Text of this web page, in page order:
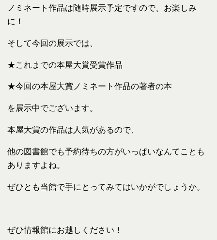
ノミネート作品は随時展示予定ですので、お楽しみ
に！
そして今回の展示では、
★これまでの本屋大賞受賞作品
★今回の本屋大賞ノミネート作品の著者の本
を展示中でございます。
本屋大賞の作品は人気があるので、
他の図書館でも予約待ちの方がいっぱいなんてことも
ありますよね。
ぜひとも当館で手にとってみてはいかがでしょうか。
ぜひ情報館にお越しください！